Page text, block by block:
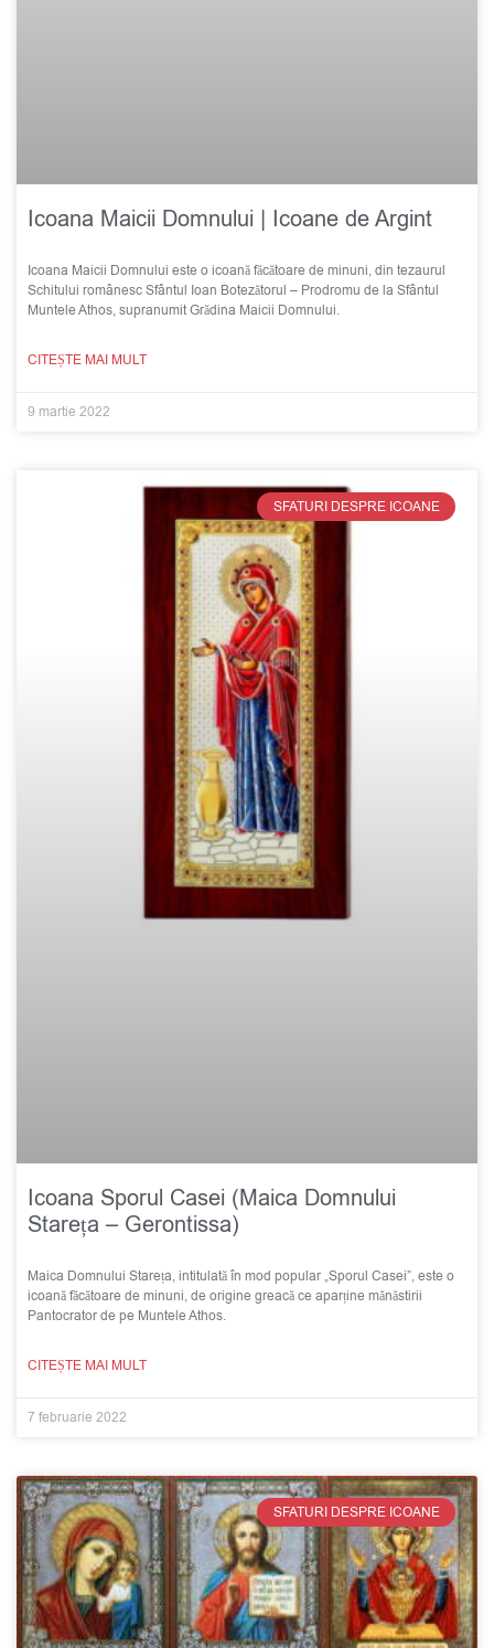
Icoana Maicii Domnului | Icoane de Argint
Icoana Maicii Domnului este o icoană făcătoare de minuni, din tezaurul
Schitului românesc Sfântul Ioan Botezătorul – Prodromu de la Sfântul
Muntele Athos, supranumit Grădina Maicii Domnului.
CITEȘTE MAI MULT
9 martie 2022
SFATURI DESPRE ICOANE
Icoana Sporul Casei (Maica Domnului
Stareța – Gerontissa)
Maica Domnului Stareța, intitulată în mod popular „Sporul Casei”, este o
icoană făcătoare de minuni, de origine greacă ce aparține mănăstirii
Pantocrator de pe Muntele Athos.
CITEȘTE MAI MULT
7 februarie 2022
SFATURI DESPRE ICOANE